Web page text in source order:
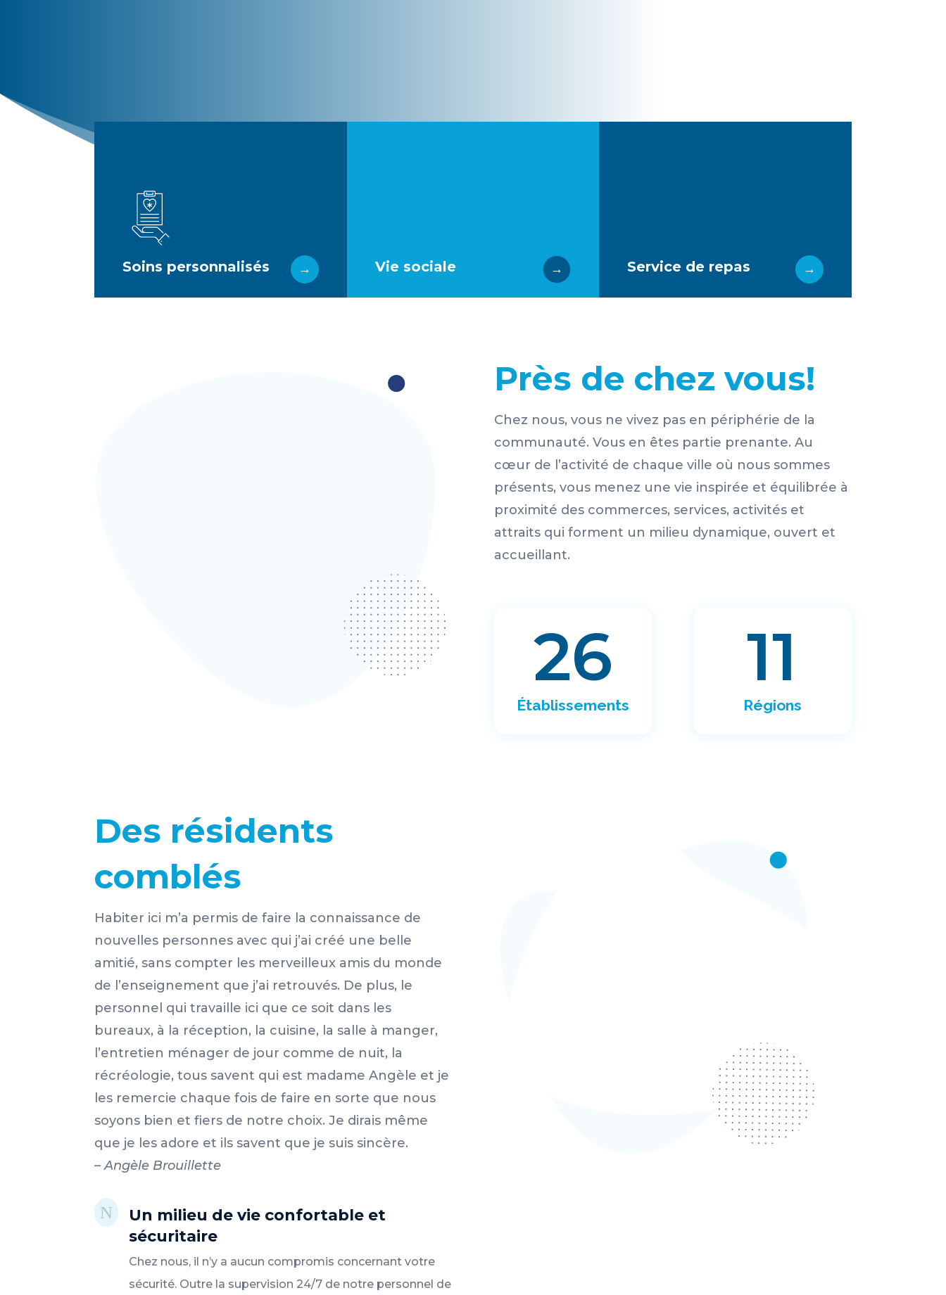
Soins personnalisés →
Quels que soient vos besoins en
matière d’hygiène personnelle,
d’esthétique ou de santé, nos
ressources savent y répondre avec
Vie sociale → Service de repas →
Près de chez vous!
Chez nous, vous ne vivez pas en périphérie de la
communauté. Vous en êtes partie prenante. Au
cœur de l’activité de chaque ville où nous sommes
présents, vous menez une vie inspirée et équilibrée à
proximité des commerces, services, activités et
attraits qui forment un milieu dynamique, ouvert et
accueillant.
26
Établissements
11
Régions
Des résidents
comblés
Habiter ici m’a permis de faire la connaissance de
nouvelles personnes avec qui j’ai créé une belle
amitié, sans compter les merveilleux amis du monde
de l’enseignement que j’ai retrouvés. De plus, le
personnel qui travaille ici que ce soit dans les
bureaux, à la réception, la cuisine, la salle à manger,
l’entretien ménager de jour comme de nuit, la
récréologie, tous savent qui est madame Angèle et je
les remercie chaque fois de faire en sorte que nous
soyons bien et fiers de notre choix. Je dirais même
que je les adore et ils savent que je suis sincère.
– Angèle Brouillette
N
Un milieu de vie confortable et
sécuritaire
Chez nous, il n’y a aucun compromis concernant votre
sécurité. Outre la supervision 24/7 de notre personnel de